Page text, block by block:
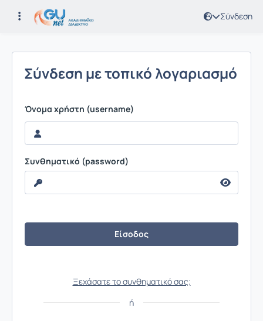
Σύνδεση
Σύνδεση
Σύνδεση με τοπικό λογαριασμό
Όνομα χρήστη (username)
Συνθηματικό (password)
Ξεχάσατε το συνθηματικό σας;
ή